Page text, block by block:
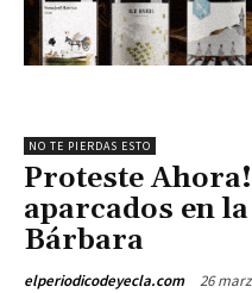
NO TE PIERDAS ESTO
Proteste
aparcados en
Bárbara
elperiodicodeyecla.com 26